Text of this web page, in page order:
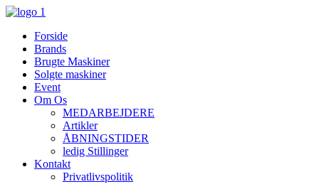
Videre
indholdForside
Brands
Brugte Maskiner
Solgte maskiner
Event
Om Os
MEDARBEJDERE
Artikler
ÅBNINGSTIDER
ledig Stillinger
Kontakt
Privatlivspolitik